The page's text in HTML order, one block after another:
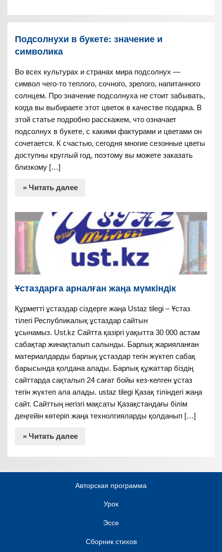
Подсолнухи в букете: значение и
символика
Во всех культурах и странах мира подсолнух —
символ чего-то теплого, сочного, зрелого, напитанного
солнцем. Про значение подсолнуха не стоит забывать,
когда вы выбираете этот цветок в качестве подарка. В
этой статье подробно расскажем, что означает
подсолнух в букете, с какими фактурами и цветами он
сочетается. К счастью, сегодня многие сезонные цветы
доступны круглый год, поэтому вы можете заказать
близкому […]
» Читать далее
Ұстаздарға арналған жаңа мүмкіндік
Құрметті ұстаздар сіздерге жаңа Ustaz tilegi – Ұстаз
тілегі Республикалық ұстаздар сайтын
ұсынамыз. Ust.kz Сайтта қазіргі уақытта 30 000 астам
сабақтар жинақталып салынды. Барлық жарияланған
материалдарды барлық ұстаздар тегін жүктеп сабақ
барысында қолдана алады. Барлық құжаттар біздің
сайттарда сақталып 24 сағат бойы кез-келген ұстаз
тегін жүктеп ала алады. ustaz tilegi Қазақ тіліндегі жаңа
сайт. Сайттың негізгі мақсаты Қазақстандағы білім
деңгейін көтеріп жаңа технолгияларды қолданып […]
» Читать далее
Авторская программа
Урок
Эссе
Сборник стихов